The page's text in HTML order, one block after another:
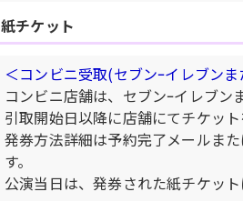
紙チケット
＜コンビニ受取(セブンｰイレブン
コンビニ店舗は、セブンｰイレブ
引取開始日以降に店舗にてチケッ
発券方法詳細は予約完了メールま
す。
公演当日は、発券された紙チケッ